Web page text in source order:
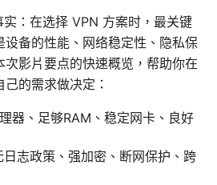
：在选择 VPN 方案时，最关键
设备的性能、网络稳定性、隐私保
影片要点的快速概览，帮助你在
的需求做决定：
器、足够RAM、稳定网卡、良好
志政策、强加密、断网保护、跨